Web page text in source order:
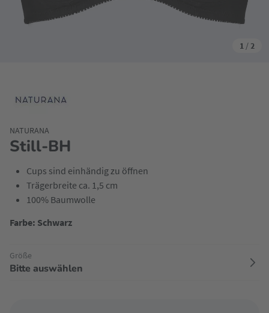
1 / 2
Still-BH
NATURANA
Cups sind einhändig zu öffnen
Trägerbreite ca. 1,5 cm
100% Baumwolle
Farbe: Schwarz
Größe
Bitte auswählen